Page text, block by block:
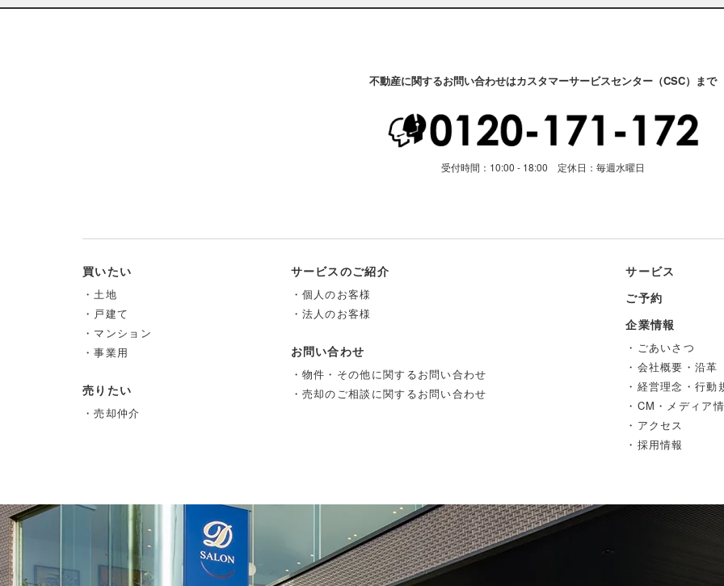
不動産に関するお問い合わせはカスタマーサービスセンター（CSC）まで
受付時間：10:00 - 18:00 定休日：毎週水曜日
買いたい
・土地
・戸建て
・マンション
・事業用
売りたい
・売却仲介
サービスのご紹介
・個人のお客様
・法人のお客様
お問い合わせ
・物件・その他に関するお問い合わせ
・売却のご相談に関するお問い合わせ
サービス
ご予約
企業情報
・ごあいさつ
・会社概要・沿革
・経営理念・行動
・CM・メディア
・アクセス
・採用情報